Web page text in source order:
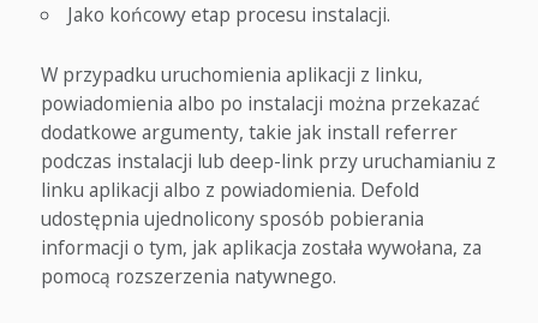
Jako końcowy etap procesu instalacji.
W przypadku uruchomienia aplikacji z linku,
powiadomienia albo po instalacji można przekazać
dodatkowe argumenty, takie jak install referrer
podczas instalacji lub deep-link przy uruchamianiu z
linku aplikacji albo z powiadomienia. Defold
udostępnia ujednolicony sposób pobierania
informacji o tym, jak aplikacja została wywołana, za
pomocą rozszerzenia natywnego.